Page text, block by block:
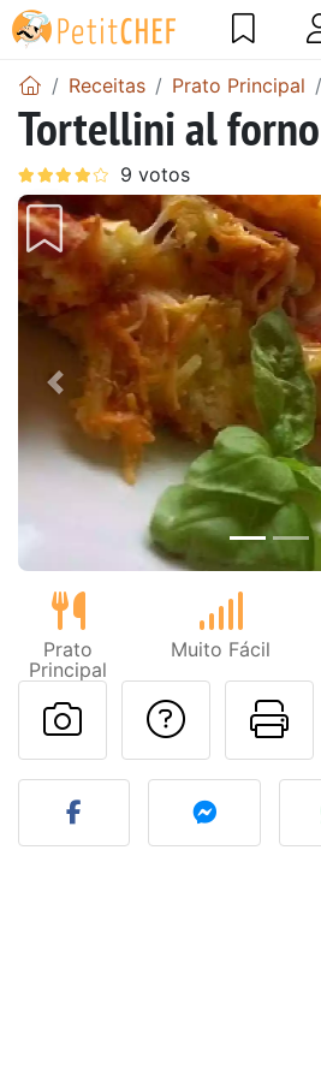
Receitas Prato Principal
Tortellini al
Anterior
Prato
Principal
Muito Fácil
Falar
Fez esta